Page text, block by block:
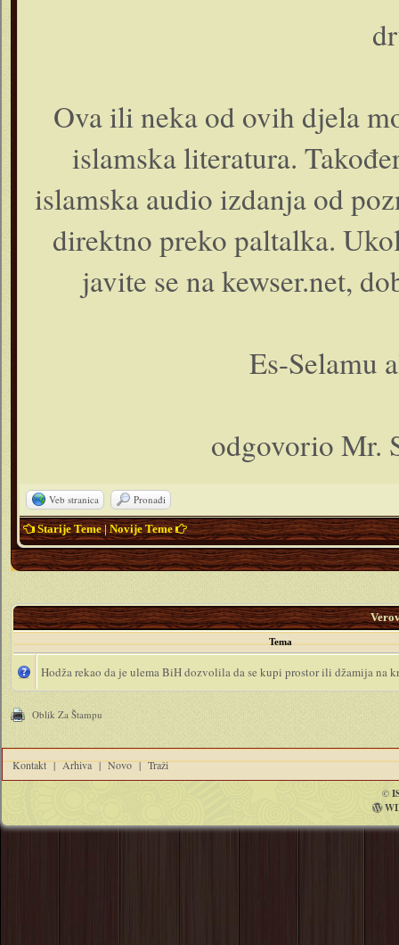
Ova ili neka od ovih djela
islamska literatura.
islamska audio izdanja od
direktno preko paltalka.
javite se na kewser.net,
Es-Selamu
odgovorio Mr.
Veb stranica Pronađi
Starije Teme|Novije Teme
Tema
Hodža rekao da je ulema BiH dozvolila da se kupi prostor ili džamija na
Oblik Za Štampu
Kontakt | Arhiva | Novo | Traži
©